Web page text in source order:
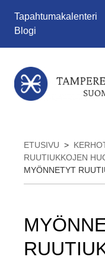
Siirry sivun sisältöön
Tapahtumakalenteri
Blogi
ETUSIVU >
RUUTIUKKOJEN
MYÖNNETYT